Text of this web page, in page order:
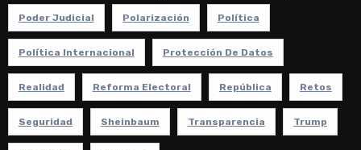
Poder Judicial Polarización Política
Política Internacional Protección De Datos
Realidad Reforma Electoral República Retos
Seguridad Sheinbaum Transparencia Trump